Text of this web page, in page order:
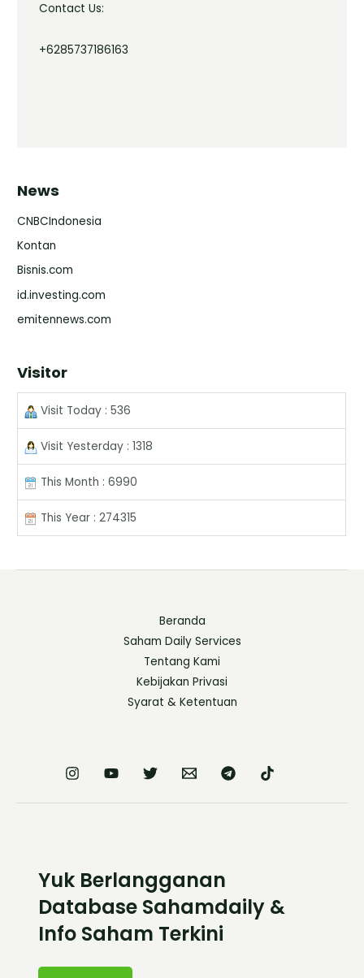
Contact Us:
+6285737186163
News
CNBCIndonesia
Kontan
Bisnis.com
id.investing.com
emitennews.com
Visitor
Visit Today : 536
Visit Yesterday : 1318
This Month : 6990
This Year : 274315
Beranda
Saham Daily Services
Tentang Kami
Kebijakan Privasi
Syarat & Ketentuan
Yuk Berlangganan
Database Sahamdaily &
Info Saham Terkini